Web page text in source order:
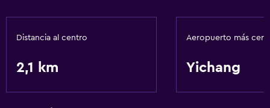
Lavandería
Distancia al centro
2,1 km
Aeropuerto más
Yichang